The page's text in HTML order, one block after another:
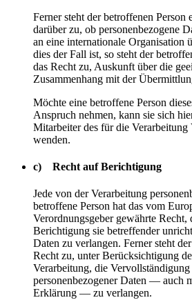
Ferner steht der betroffenen Person
darüber zu, ob personenbezogene
an eine internationale Organisation
dies der Fall ist, so steht der
das Recht zu, Auskunft über die
Zusammenhang mit der
Möchte eine betroffene Person
Anspruch nehmen, kann sie sich
Mitarbeiter des für die Verarbeitung
wenden.
c) Recht auf Berichtigung
Jede von der Verarbeitung
betroffene Person hat das vom
Verordnungsgeber gewährte Recht,
Berichtigung sie betreffender
Daten zu verlangen. Ferner steht
Recht zu, unter Berücksichtigung
Verarbeitung, die
personenbezogener Daten — auch
Erklärung — zu verlangen.